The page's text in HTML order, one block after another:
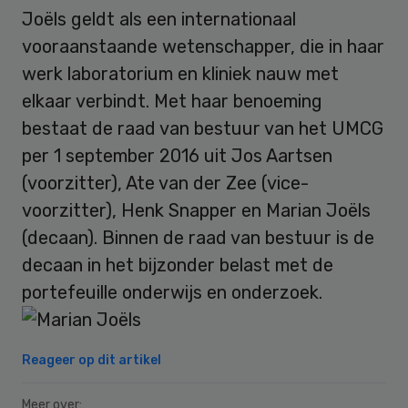
Joëls geldt als een internationaal
vooraanstaande wetenschapper, die in haar
werk laboratorium en kliniek nauw met
elkaar verbindt. Met haar benoeming
bestaat de raad van bestuur van het UMCG
per 1 september 2016 uit Jos Aartsen
(voorzitter), Ate van der Zee (vice-
voorzitter), Henk Snapper en Marian Joëls
(decaan). Binnen de raad van bestuur is de
decaan in het bijzonder belast met de
portefeuille onderwijs en onderzoek.
Reageer op dit artikel
Meer over: